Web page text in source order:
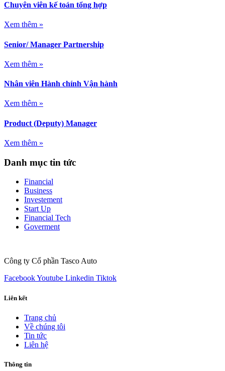
Chuyên viên kế toán tổng hợp
Xem thêm »
Senior/ Manager Partnership
Xem thêm »
Nhân viên Hành chính Vận hành
Xem thêm »
Product (Deputy) Manager
Xem thêm »
Danh mục tin tức
Financial
Business
Investement
Start Up
Financial Tech
Goverment
Công ty Cổ phần Tasco Auto
FacebookYoutube Linkedin Tiktok
Liên kết
Trang chủ
Về chúng tôi
Tin tức
Liên hệ
Thông tin